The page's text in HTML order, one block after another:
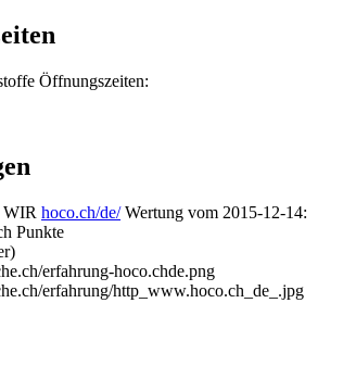
Öffnungszeiten:
WIR hoco.ch/de/ Wertung vom 2015-12-14:
Punkte
erfahrung-hoco.chde.png
erfahrung/http_www.hoco.ch_de_.jpg